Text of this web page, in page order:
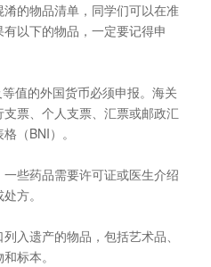
的物品清单，同学们可以在准
以下的物品，一定要记得申
值的外国货币必须申报。海关
票、个人支票、汇票或邮政汇
（BNI）。
些药品需要许可证或医生介绍
方。
入遗产的物品，包括艺术品、
标本。